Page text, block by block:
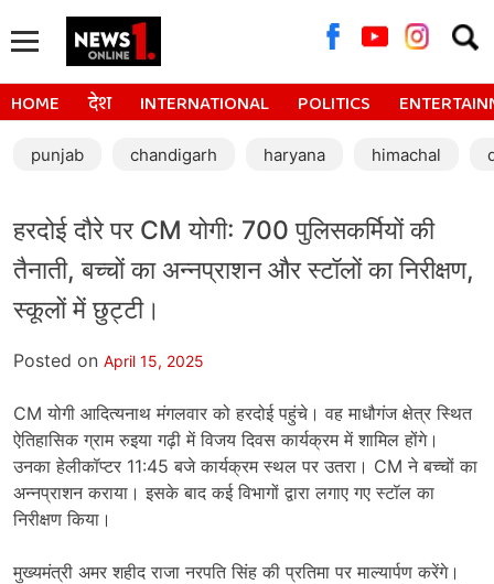
for:
HOME देश INTERNATIONAL POLITICS
punjab chandigarh haryana himachal
हरदोई दौरे पर CM योगी: 700 पुलिसकर्मियों की
तैनाती, बच्चों का अन्नप्राशन और स्टॉलों का निरीक्षण,
स्कूलों में छुट्टी।
Posted on April 15, 2025
CM योगी आदित्यनाथ मंगलवार को हरदोई पहुंचे। वह माधौगंज क्षेत्र स्थित
ऐतिहासिक ग्राम रुइया गढ़ी में विजय दिवस कार्यक्रम में शामिल होंगे।
उनका हेलीकॉप्टर 11:45 बजे कार्यक्रम स्थल पर उतरा। CM ने बच्चों का
अन्नप्राशन कराया। इसके बाद कई विभागों द्वारा लगाए गए स्टॉल का
निरीक्षण किया।
मुख्यमंत्री अमर शहीद राजा नरपति सिंह की प्रतिमा पर माल्यार्पण करेंगे।